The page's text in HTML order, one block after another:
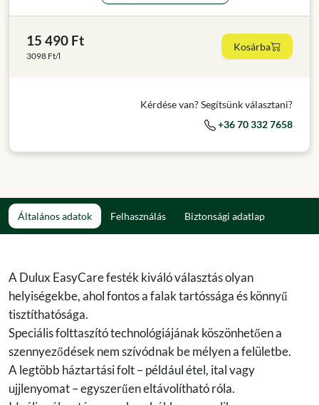
15 490 Ft
3098 Ft/l
Kosárba
Kérdése van? Segítsünk választani?
+36 70 332 7658
Általános adatok Felhasználás Biztonsági adatlap
A Dulux EasyCare festék kiváló választás olyan
helyiségekbe, ahol fontos a falak tartóssága és könnyű
tisztíthatósága.
Speciális folttaszító technológiájának köszönhetően a
szennyeződések nem szívódnak be mélyen a felületbe.
A legtöbb háztartási folt – például étel, ital vagy
ujjlenyomat – egyszerűen eltávolítható róla.